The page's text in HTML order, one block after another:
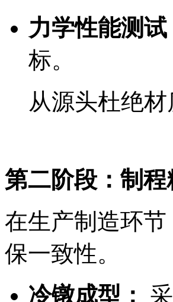
力学性能测试
标。
从源头杜绝
第二阶段：制
在生产制造环
保一致性。
冷镦成型：